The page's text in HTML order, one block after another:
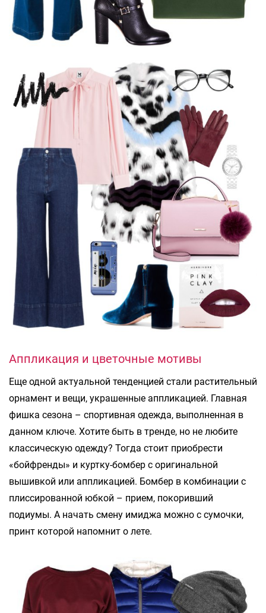
Аппликация и цветочные мотивы
Еще одной актуальной тенденцией стали растительный
орнамент и вещи, украшенные аппликацией. Главная
фишка сезона – спортивная одежда, выполненная в
данном ключе. Хотите быть в тренде, но не любите
классическую одежду? Тогда стоит приобрести
«бойфренды» и куртку-бомбер с оригинальной
вышивкой или аппликацией. Бомбер в комбинации с
плиссированной юбкой – прием, покоривший
подиумы. А начать смену имиджа можно с сумочки,
принт которой напомнит о лете.